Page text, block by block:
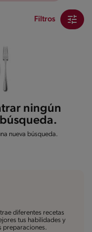
Filtros
ningún
nueva búsqueda.
diferentes recetas
tus habilidades y
preparaciones.